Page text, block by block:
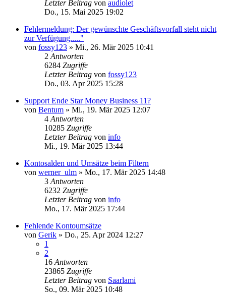
Letzter Beitrag von audiolet
Do., 15. Mai 2025 19:02
Fehlermeldung: Der gewünschte Geschäftsvorfall steht nicht
zur Verfügung....."
von fossy123 » Mi., 26. Mär 2025 10:41
2 Antworten
6284 Zugriffe
Letzter Beitrag von fossy123
Do., 03. Apr 2025 15:28
Support Ende Star Money Business 11?
von Bentum » Mi., 19. Mär 2025 12:07
4 Antworten
10285 Zugriffe
Letzter Beitrag von info
Mi., 19. Mär 2025 13:44
Kontosalden und Umsätze beim Filtern
von werner_ulm » Mo., 17. Mär 2025 14:48
3 Antworten
6232 Zugriffe
Letzter Beitrag von info
Mo., 17. Mär 2025 17:44
Fehlende Kontoumsätze
von Gerik » Do., 25. Apr 2024 12:27
1
2
16 Antworten
23865 Zugriffe
Letzter Beitrag von Saarlami
So., 09. Mär 2025 10:48